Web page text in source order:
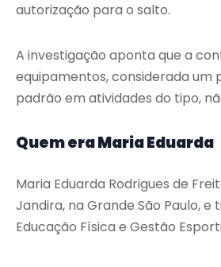
autorização para o salto.
A investigação aponta que a
equipamentos, considerada um
padrão em atividades do tipo,
Quem era Maria Eduarda
Maria Eduarda Rodrigues de
Jandira, na Grande São Paulo,
Educação Física e Gestão